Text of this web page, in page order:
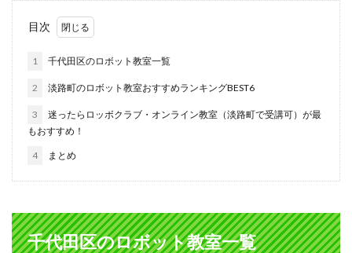
目次
1 千代田区のロボット教室一覧
2 淡路町のロボット教室おすすめランキングBEST6
3
迷ったらロッボクラブ・オンライン教室（淡路町で受講可）が最
もおすすめ！
4 まとめ
千代田区のロボット教室一覧